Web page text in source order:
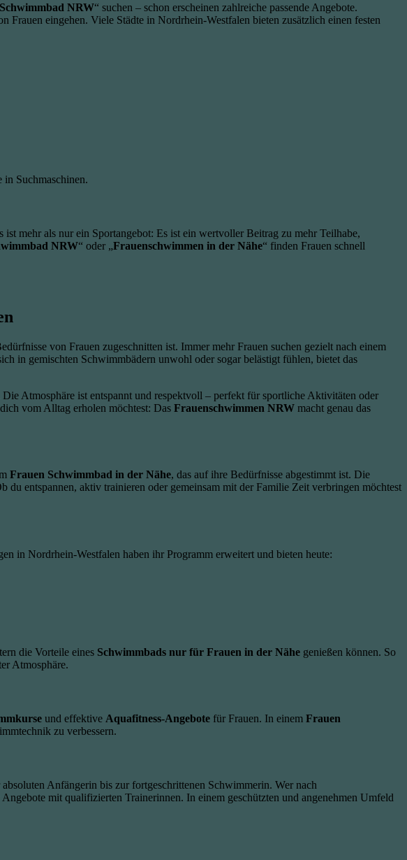
NRW“ suchen – schon erscheinen zahlreiche passende Angebote.
Frauen eingehen. Viele Städte in Nordrhein-Westfalen bieten zusätzlich einen festen
in Suchmaschinen.
ist mehr als nur ein Sportangebot: Es ist ein wertvoller Beitrag zu mehr Teilhabe,
NRW“ oder „Frauenschwimmen in der Nähe“ finden Frauen schnell
von Frauen zugeschnitten ist. Immer mehr Frauen suchen gezielt nach einem
in gemischten Schwimmbädern unwohl oder sogar belästigt fühlen, bietet das
Atmosphäre ist entspannt und respektvoll – perfekt für sportliche Aktivitäten oder
vom Alltag erholen möchtest: Das Frauenschwimmen NRW macht genau das
Frauen Schwimmbad in der Nähe, das auf ihre Bedürfnisse abgestimmt ist. Die
entspannen, aktiv trainieren oder gemeinsam mit der Familie Zeit verbringen möchtest
in Nordrhein-Westfalen haben ihr Programm erweitert und bieten heute:
die Vorteile eines Schwimmbads nur für Frauen in der Nähe genießen können. So
Atmosphäre.
und effektive Aquafitness-Angebote für Frauen. In einem Frauen
zu verbessern.
Anfängerin bis zur fortgeschrittenen Schwimmerin. Wer nach
Angebote mit qualifizierten Trainerinnen. In einem geschützten und angenehmen Umfeld